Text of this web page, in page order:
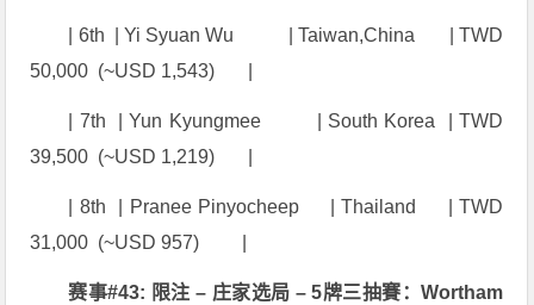
| 6th | Yi Syuan Wu | Taiwan,China | TWD
50,000 (~USD 1,543) |
| 7th | Yun Kyungmee | South Korea | TWD
39,500 (~USD 1,219) |
| 8th | Pranee Pinyocheep | Thailand | TWD
31,000 (~USD 957) |
赛事#43: 限注 – 庄家选局 – 5牌三抽賽：Wortham